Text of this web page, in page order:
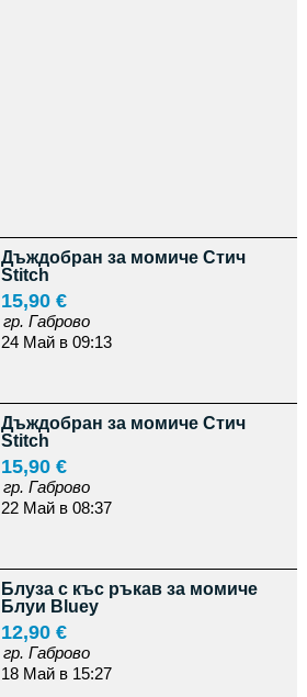
Дъждобран за момиче Стич
Stitch
15,90 €
гр. Габрово
24 Май в 09:13
Дъждобран за момиче Стич
Stitch
15,90 €
гр. Габрово
22 Май в 08:37
Блуза с къс ръкав за момиче
Блуи Bluey
12,90 €
гр. Габрово
18 Май в 15:27